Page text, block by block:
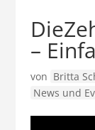
–
von Britta
News und